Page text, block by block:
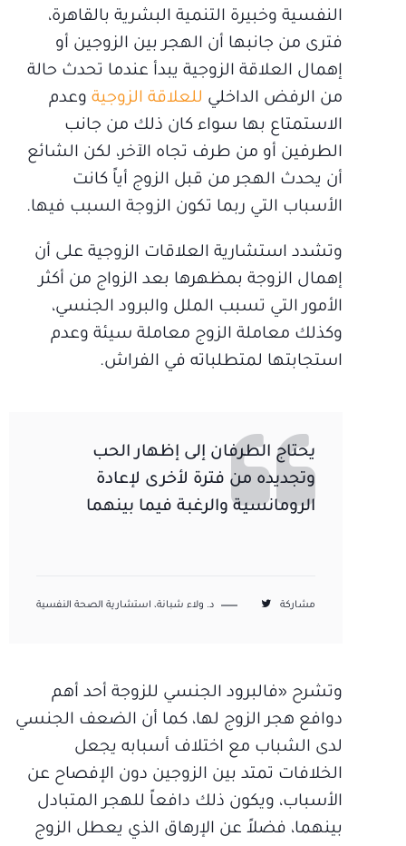
النفسية وخبيرة التنمية البشرية بالقاهرة،
فترى من جانبها أن الهجر بين الزوجين أو
إهمال العلاقة الزوجية يبدأ عندما تحدث حالة
من الرفض الداخلي للعلاقة الزوجية وعدم
الاستمتاع بها سواء كان ذلك من جانب
الطرفين أو من طرف تجاه الآخر، لكن الشائع
أن يحدث الهجر من قبل الزوج أياً كانت
الأسباب التي ربما تكون الزوجة السبب فيها.
وتشدد استشارية العلاقات الزوجية على أن
إهمال الزوجة بمظهرها بعد الزواج من أكثر
الأمور التي تسبب الملل والبرود الجنسي،
وكذلك معاملة الزوج معاملة سيئة وعدم
استجابتها لمتطلباته في الفراش.
يحتاج الطرفان إلى إظهار الحب
وتجديده من فترة لأخرى لإعادة
الرومانسية والرغبة فيما بينهما
مشاركة د. ولاء شبانة، استشارية الصحة النفسية
وتشرح «فالبرود الجنسي للزوجة أحد أهم
دوافع هجر الزوج لها، كما أن الضعف الجنسي
لدى الشباب مع اختلاف أسبابه يجعل
الخلافات تمتد بين الزوجين دون الإفصاح عن
الأسباب، ويكون ذلك دافعاً للهجر المتبادل
بينهما، فضلاً عن الإرهاق الذي يعطل الزوج